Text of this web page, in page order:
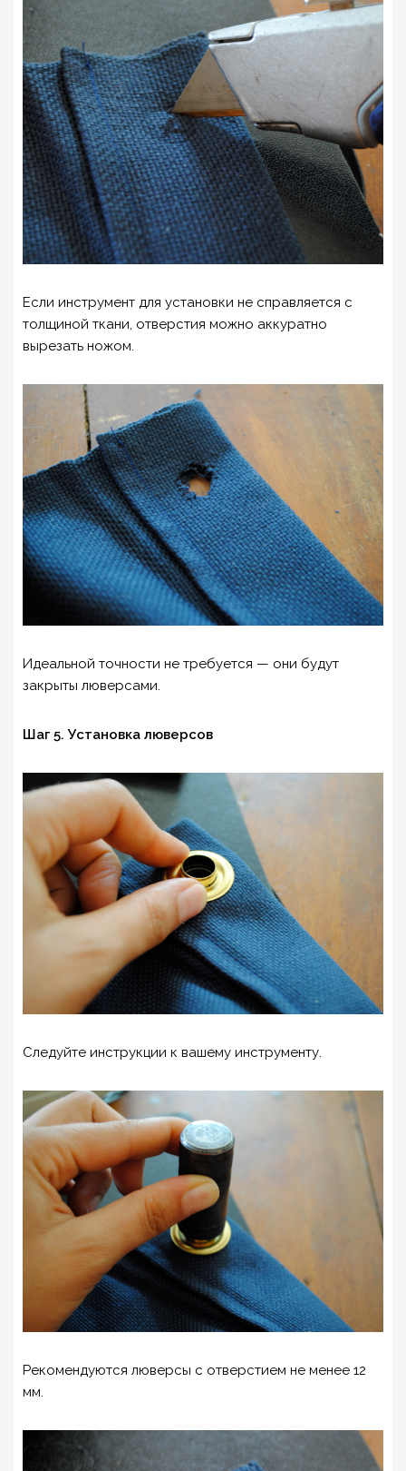
Если инструмент для установки не справляется с
толщиной ткани, отверстия можно аккуратно
вырезать ножом.
Идеальной точности не требуется — они будут
закрыты люверсами.
Шаг 5. Установка люверсов
Следуйте инструкции к вашему инструменту.
Рекомендуются люверсы с отверстием не менее 12
мм.